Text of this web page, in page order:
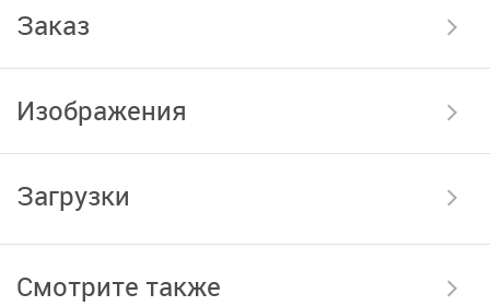
Заказ
Изображения
Загрузки
Смотрите также